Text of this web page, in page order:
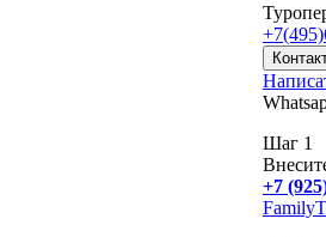
+7(495)
Шаг 1
+7